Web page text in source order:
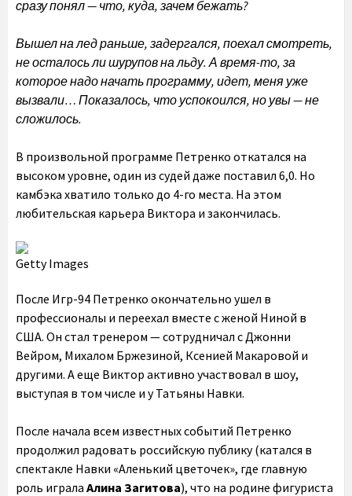
сразу понял — что, куда, зачем бежать?
Вышел на лед раньше, задергался, поехал смотреть,
не осталось ли шурупов на льду. А время-то, за
которое надо начать программу, идет, меня уже
вызвали… Показалось, что успокоился, но увы — не
сложилось.
В произвольной программе Петренко откатался на
высоком уровне, один из судей даже поставил 6,0. Но
камбэка хватило только до 4-го места. На этом
любительская карьера Виктора и закончилась.
Getty Images
После Игр-94 Петренко окончательно ушел в
профессионалы и переехал вместе с женой Ниной в
США. Он стал тренером — сотрудничал с Джонни
Вейром, Михалом Бржезиной, Ксенией Макаровой и
другими. А еще Виктор активно участвовал в шоу,
выступая в том числе и у Татьяны Навки.
После начала всем известных событий Петренко
продолжил радовать российскую публику (катался в
спектакле Навки «Аленький цветочек», где главную
роль играла Алина Загитова), что на родине фигуриста